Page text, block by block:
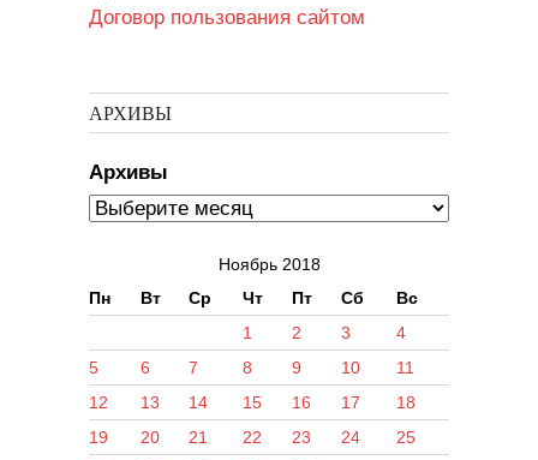
Договор пользования сайтом
АРХИВЫ
Архивы
Ноябрь 2018
Пн
Вт Ср Чт Пт Сб Вс
1 2 3
4
5
6 7 8 9 10
11
12
13 14 15 16 17
18
19
20 21 22 23 24
25